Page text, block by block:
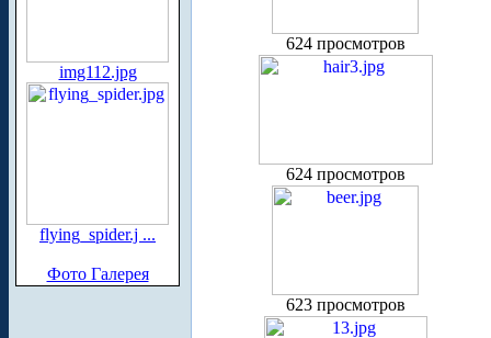
img112.jpg
flying_spider.j ...
Фото Галерея
624 просмотров
624 просмотров
623 просмотров